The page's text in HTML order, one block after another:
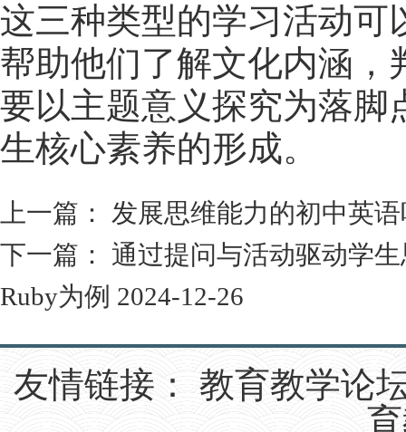
这三种类型的学习活动可
帮助他们了解文化内涵，
要以主题意义探究为落脚
生核心素养的形成。
上一篇： 发展思维能力的初中英
下一篇： 通过提问与活动驱动学
Ruby为例 2024-12-26
友情链接： 教育教学论